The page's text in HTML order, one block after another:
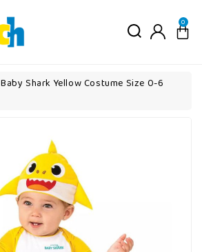
0
Baby Shark Yellow Costume Size 0-6